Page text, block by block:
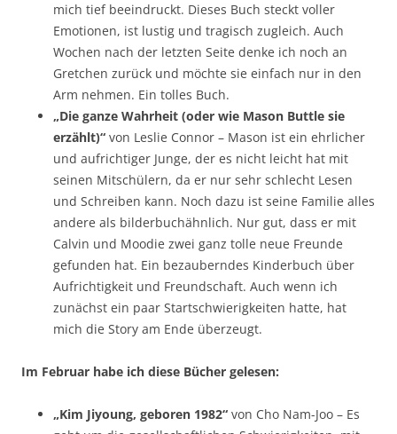
mich tief beeindruckt. Dieses Buch steckt voller
Emotionen, ist lustig und tragisch zugleich. Auch
Wochen nach der letzten Seite denke ich noch an
Gretchen zurück und möchte sie einfach nur in den
Arm nehmen. Ein tolles Buch.
„Die ganze Wahrheit (oder wie Mason Buttle sie
erzählt)“ von Leslie Connor – Mason ist ein ehrlicher
und aufrichtiger Junge, der es nicht leicht hat mit
seinen Mitschülern, da er nur sehr schlecht Lesen
und Schreiben kann. Noch dazu ist seine Familie alles
andere als bilderbuchähnlich. Nur gut, dass er mit
Calvin und Moodie zwei ganz tolle neue Freunde
gefunden hat. Ein bezauberndes Kinderbuch über
Aufrichtigkeit und Freundschaft. Auch wenn ich
zunächst ein paar Startschwierigkeiten hatte, hat
mich die Story am Ende überzeugt.
Im Februar habe ich diese Bücher gelesen:
„Kim Jiyoung, geboren 1982“ von Cho Nam-Joo – Es